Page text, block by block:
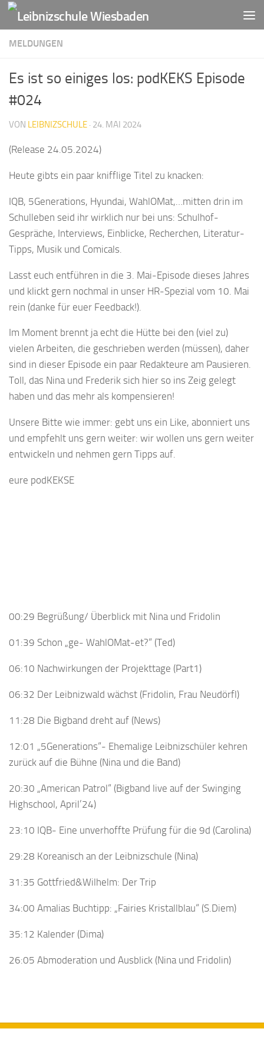
Zum Inhalt springen
MELDUNGEN
Es ist so einiges los: podKEKS Episode
#024
VON LEIBNIZSCHULE · 24. MAI 2024
(Release 24.05.2024)
Heute gibts ein paar knifflige Titel zu knacken:
IQB, 5Generations, Hyundai, WahlOMat,…mitten drin im
Schulleben seid ihr wirklich nur bei uns: Schulhof-
Gespräche, Interviews, Einblicke, Recherchen, Literatur-
Tipps, Musik und Comicals.
Lasst euch entführen in die 3. Mai-Episode dieses Jahres
und klickt gern nochmal in unser HR-Spezial vom 10. Mai
rein (danke für euer Feedback!).
Im Moment brennt ja echt die Hütte bei den (viel zu)
vielen Arbeiten, die geschrieben werden (müssen), daher
sind in dieser Episode ein paar Redakteure am Pausieren.
Toll, das Nina und Frederik sich hier so ins Zeig gelegt
haben und das mehr als kompensieren!
Unsere Bitte wie immer: gebt uns ein Like, abonniert uns
und empfehlt uns gern weiter: wir wollen uns gern weiter
entwickeln und nehmen gern Tipps auf.
eure podKEKSE
00:29 Begrüßung/ Überblick mit Nina und Fridolin
01:39 Schon „ge- WahlOMat-et?“ (Ted)
06:10 Nachwirkungen der Projekttage (Part1)
06:32 Der Leibnizwald wächst (Fridolin, Frau Neudörfl)
11:28 Die Bigband dreht auf (News)
12:01 „5Generations“- Ehemalige Leibnizschüler kehren
zurück auf die Bühne (Nina und die Band)
20:30 „American Patrol“ (Bigband live auf der Swinging
Highschool, April’24)
23:10 IQB- Eine unverhoffte Prüfung für die 9d (Carolina)
29:28 Koreanisch an der Leibnizschule (Nina)
31:35 Gottfried&Wilhelm: Der Trip
34:00 Amalias Buchtipp: „Fairies Kristallblau“ (S.Diem)
35:12 Kalender (Dima)
26:05 Abmoderation und Ausblick (Nina und Fridolin)